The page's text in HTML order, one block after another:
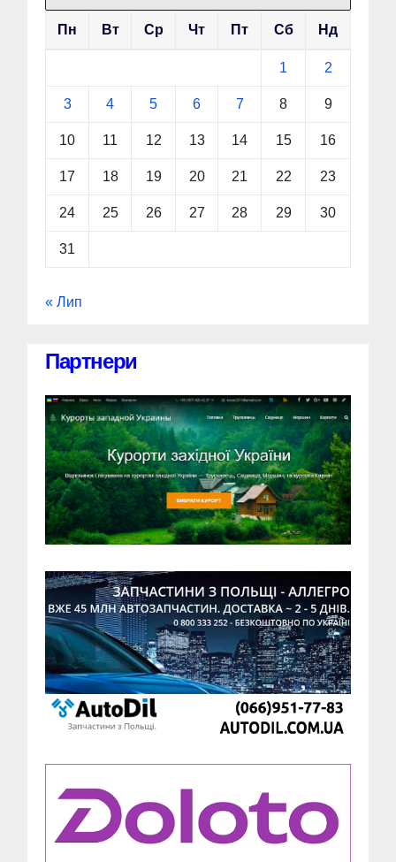
Пн Вт Ср Чт Пт Сб Нд
1 2
3 4 5 6 7 8 9
10 11 12 13 14 15 16
17 18 19 20 21 22 23
24 25 26 27 28 29 30
31
« Лип
Партнери